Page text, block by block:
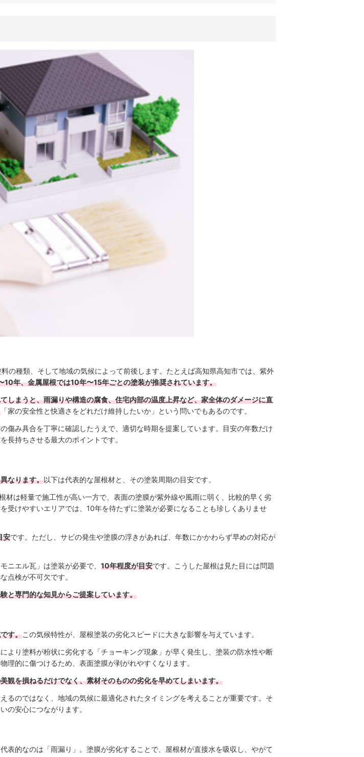
の種類、そして地域の気候によって前後します。たとえば高知県高知市では、紫外
10年、金属屋根では10年〜15年ごとの塗装が推奨されています。
しまうと、雨漏りや構造の腐食、住宅内部の温度上昇など、家全体のダメージに直
「家の安全性と快適さをどれだけ維持したいか」という問いでもあるのです。
傷み具合を丁寧に確認したうえで、適切な時期を提案しています。目安の年数だけ
長持ちさせる最大のポイントです。
なります。以下は代表的な屋根材と、その塗装周期の目安です。
材は軽量で施工性が高い一方で、表面の塗膜が紫外線や風雨に弱く、比較的早く劣
受けやすいエリアでは、10年を待たずに塗装が必要になることも珍しくありませ
安です。ただし、サビの発生や塗膜の浮きがあれば、年数にかかわらず早めの対応が
ニエル瓦」は塗装が必要で、 10年程度が目安です。こうした屋根は見た目には問題
点検が不可欠です。
と専門的な知見からご提案しています。
す。この気候特性が、屋根塗装の劣化スピードに大きな影響を与えています。
より塗料が粉状に劣化する「チョーキング現象」が早く発生し、塗装の防水性や断
的に傷つけるため、表面塗膜が剥がれやすくなります。
観を損ねるだけでなく、素材そのものの劣化を早めてしまいます。
るのではなく、地域の気候に最適化されたタイミングを考えることが重要です。そ
の安心につながります。
表的なのは「雨漏り」。塗膜が劣化することで、屋根材が直接水を吸収し、やがて